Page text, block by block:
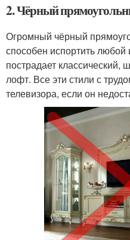
2. Чёрный
Огромный чёрный
способен испортить
пострадает
лофт. Все эти стили с
телевизора, если он